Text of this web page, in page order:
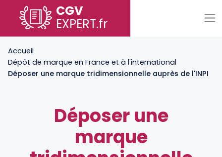
CGV
EXPERT.fr
Accueil
Dépôt de marque en France et à l'international
Déposer une marque tridimensionnelle auprès de l'INPI
Déposer une
marque